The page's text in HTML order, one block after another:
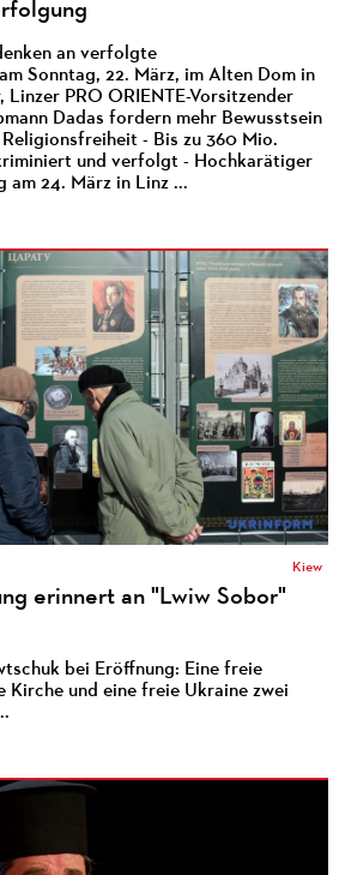
an verfolgte
Sonntag, 22. März, im Alten Dom in
Linzer PRO ORIENTE-Vorsitzender
Dadas fordern mehr Bewusstsein
- Bis zu 360 Mio.
und verfolgt - Hochkarätiger
am 24. März in Linz ...
Kiew
erinnert an "Lwiw Sobor"
bei Eröffnung: Eine freie
Kirche und eine freie Ukraine zwei